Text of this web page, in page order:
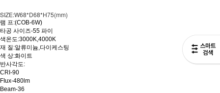
SIZE:W68*D68*H75(mm)
램 프:(COB-6W)
타공 사이즈-55 파이
색온도:3000K,4000K
재 질:알류미늄,다이케스팅
색 상:화이트
반사각도:
CRI-90
FIux-480lm
Beam-36